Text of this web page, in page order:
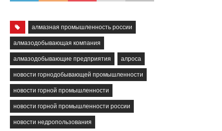
алмазная промышленность россии
алмазодобывающая компания
алмазодобывающие предприятия алроса
новости горнодобывающей промышленности
новости горной промышленности
новости горной промышленности россии
новости недропользования